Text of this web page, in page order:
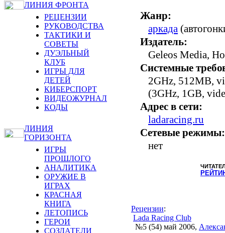
ЛИНИЯ ФРОНТА
РЕЦЕНЗИИ
РУКОВОДСТВА
ТАКТИКИ И
СОВЕТЫ
ДУЭЛЬНЫЙ
КЛУБ
ИГРЫ ДЛЯ
ДЕТЕЙ
КИБЕРСПОРТ
ВИДЕОЖУРНАЛ
КОДЫ
ЛИНИЯ
ГОРИЗОНТА
ИГРЫ
ПРОШЛОГО
АНАЛИТИКА
ОРУЖИЕ В
ИГРАХ
КРАСНАЯ
КНИГА
ЛЕТОПИСЬ
ГЕРОИ
СОЗДАТЕЛИ
Жанр:
аркада
Издатель:
Geleos Media,
Системные
2GHz, 512MB,
(3GHz, 1GB,
Адрес в сети:
ladaracing.ru
Сетевые режимы:
нет
Рецензии:
Lada Racing Club
№5 (54) май 2006,